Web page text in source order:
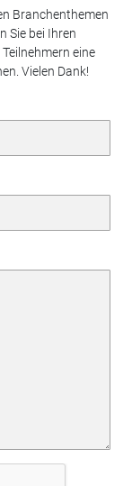
Branchenthemen
Sie bei Ihren
eine
Vielen Dank!